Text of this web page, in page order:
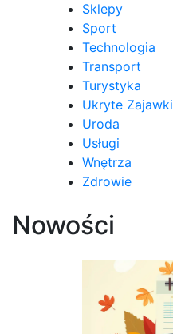
Sklepy
Sport
Technologia
Transport
Turystyka
Ukryte Zajawki
Uroda
Usługi
Wnętrza
Zdrowie
Nowości